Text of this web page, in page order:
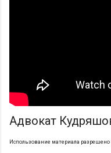
Адвокат
Использование материала